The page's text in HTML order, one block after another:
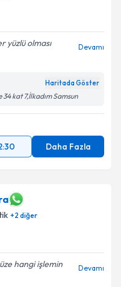
yüzlü olması
Devamı
Haritada Göster
kat 7,İlkadım Samsun
Daha Fazla
+2 diğer
hangi işlemin
Devamı